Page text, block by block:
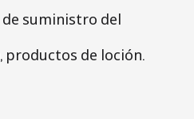
de suministro del
productos de loción.